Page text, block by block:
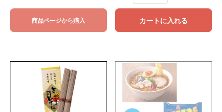
商品ページから購入 カートに入れる